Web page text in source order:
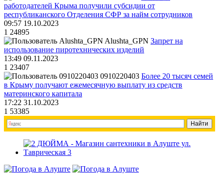
работодателей Крыма получили субсидии от
республиканского Отделения СФР за найм сотрудников
09:57 19.10.2023
1 24895
Alushta_GPN Запрет на
использование пиротехнических изделий
13:49 09.11.2023
1 23407
0910220403 Более 20 тысяч семей
в Крыму получают ежемесячную выплату из средств
материнского капитала
17:22 31.10.2023
1 53385